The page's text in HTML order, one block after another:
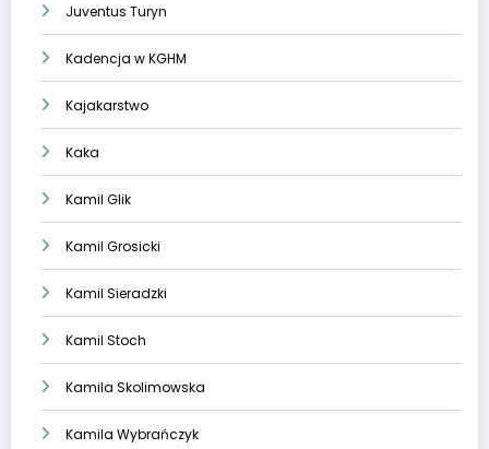
Juventus Turyn
Kadencja w KGHM
Kajakarstwo
Kaka
Kamil Glik
Kamil Grosicki
Kamil Sieradzki
Kamil Stoch
Kamila Skolimowska
Kamila Wybrańczyk